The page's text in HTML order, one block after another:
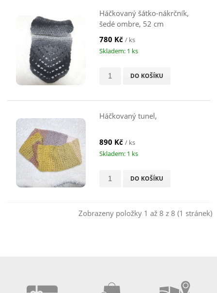
Háčkovaný šátko-nákrčník,
šedé ombre, 52 cm
780 Kč / ks
Skladem: 1 ks
DO KOŠÍKU
Háčkovaný tunel,
890 Kč / ks
Skladem: 1 ks
DO KOŠÍKU
Zobrazeny položky 1 až 8 z 8 (1 stránek)